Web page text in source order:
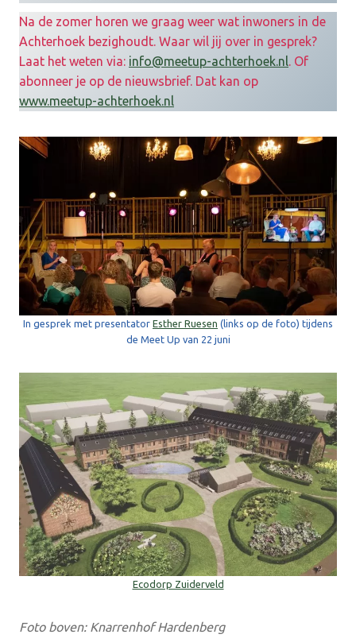
Na de zomer horen we graag weer wat inwoners in de
Achterhoek bezighoudt. Waar wil jij over in gesprek?
Laat het weten via: info@meetup-achterhoek.nl. Of
abonneer je op de nieuwsbrief. Dat kan op
www.meetup-achterhoek.nl
In gesprek met presentator Esther Ruesen (links op de foto) tijdens
de Meet Up van 22 juni
Ecodorp Zuiderveld
Foto boven: Knarrenhof Hardenberg